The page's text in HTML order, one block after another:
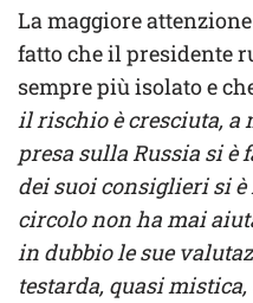
La maggiore
fatto che il presidente
sempre più isolato e
il rischio è cresciuta, a
presa sulla Russia si è
dei suoi consiglieri si
circolo non ha mai
in dubbio le sue
testarda, quasi